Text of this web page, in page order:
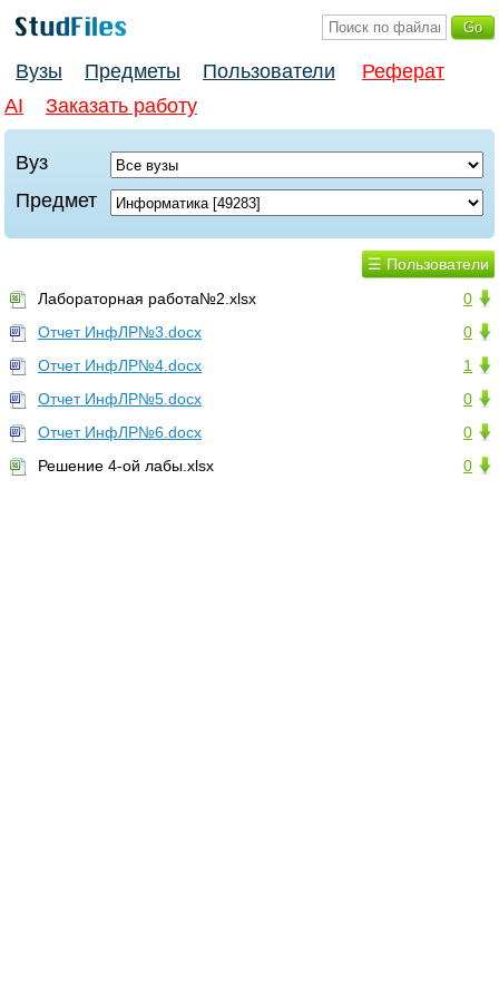
Вузы Предметы Пользователи
Реферат
AI
Заказать работу
Вуз
Предмет
☰ Пользователи
0
Лабораторная работа№2.xlsx
0
Отчет ИнфЛР№3.docx
1
Отчет ИнфЛР№4.docx
0
Отчет ИнфЛР№5.docx
0
Отчет ИнфЛР№6.docx
0
Решение 4-ой лабы.xlsx